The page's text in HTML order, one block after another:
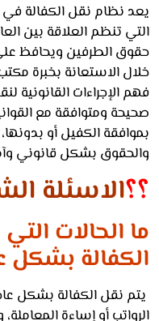
نظام نقل الكفالة في
تنظم العلاقة بين
الطرفين ويحافظ على
الاستعانة بخبرة مكتب
الإجراءات القانونية لنقل
ومتوافقة مع القوانين
الكفيل أو بدونها، بما
بشكل قانوني وآمن.
الاسئلة
الحالات التي
بشكل
نقل الكفالة بشكل عاجل
أو إساءة المعاملة،